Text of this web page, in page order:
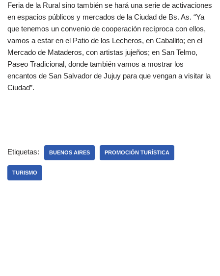
Feria de la Rural sino también se hará una serie de activaciones
en espacios públicos y mercados de la Ciudad de Bs. As. “Ya
que tenemos un convenio de cooperación recíproca con ellos,
vamos a estar en el Patio de los Lecheros, en Caballito; en el
Mercado de Mataderos, con artistas jujeños; en San Telmo,
Paseo Tradicional, donde también vamos a mostrar los
encantos de San Salvador de Jujuy para que vengan a visitar la
Ciudad”.
Etiquetas: BUENOS AIRES PROMOCIÓN TURÍSTICA
TURISMO